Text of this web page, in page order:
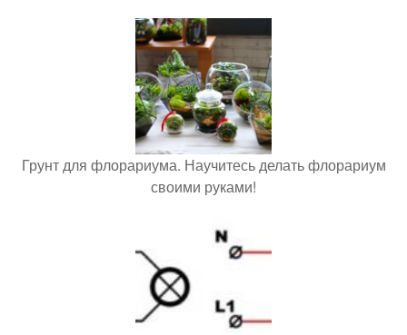
Грунт для флорариума. Научитесь делать флорариум
своими руками!